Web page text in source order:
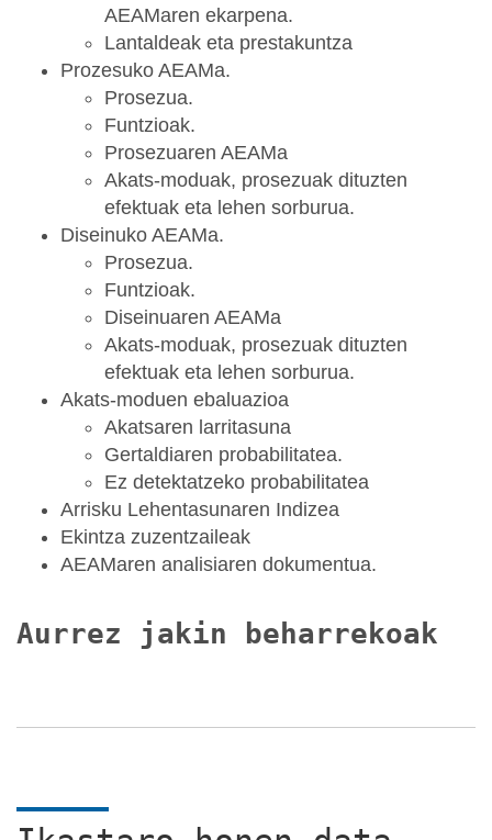
AEAMaren ekarpena.
Lantaldeak eta prestakuntza
Prozesuko AEAMa.
Prosezua.
Funtzioak.
Prosezuaren AEAMa
Akats-moduak, prosezuak dituzten
efektuak eta lehen sorburua.
Diseinuko AEAMa.
Prosezua.
Funtzioak.
Diseinuaren AEAMa
Akats-moduak, prosezuak dituzten
efektuak eta lehen sorburua.
Akats-moduen ebaluazioa
Akatsaren larritasuna
Gertaldiaren probabilitatea.
Ez detektatzeko probabilitatea
Arrisku Lehentasunaren Indizea
Ekintza zuzentzaileak
AEAMaren analisiaren dokumentua.
Aurrez jakin beharrekoak